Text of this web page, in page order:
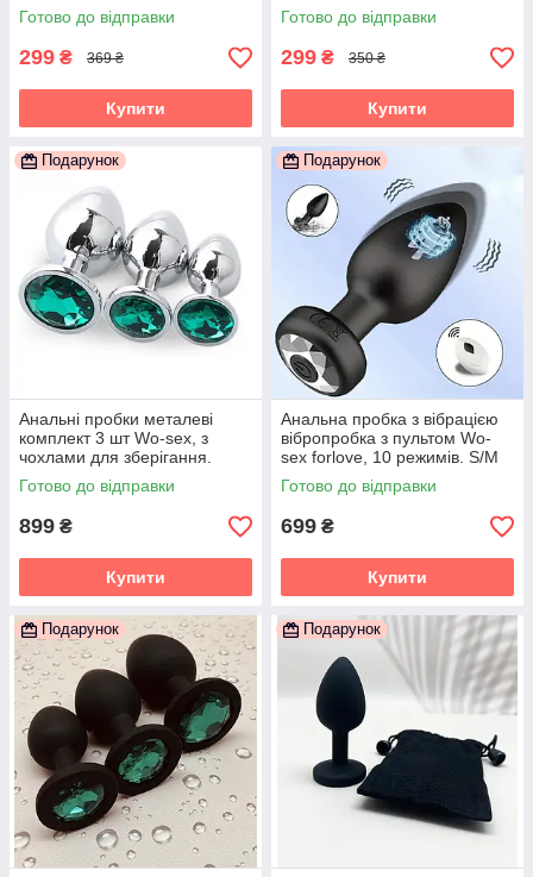
Готово до відправки
299 ₴ 369 ₴
Купити
Готово до відправки
299 ₴ 350 ₴
Купити
Подарунок
Анальні пробки металеві
комплект 3 шт Wo-sex, з
чохлами для зберігання.
Зелений камінчик
Готово до відправки
899 ₴
Купити
Подарунок
Анальна пробка з вібрацією
вібропробка з пультом Wo-
sex forlove, 10 режимів. S/M
Готово до відправки
699 ₴
Купити
Подарунок Подарунок